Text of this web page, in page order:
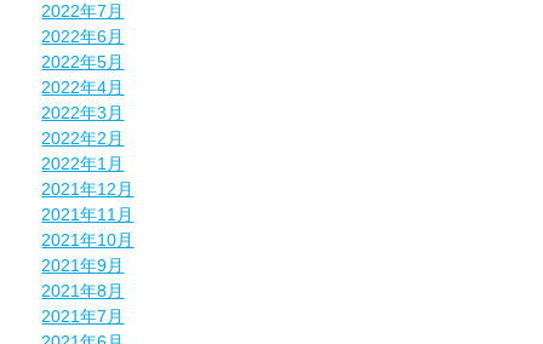
2022年7月
2022年6月
2022年5月
2022年4月
2022年3月
2022年2月
2022年1月
2021年12月
2021年11月
2021年10月
2021年9月
2021年8月
2021年7月